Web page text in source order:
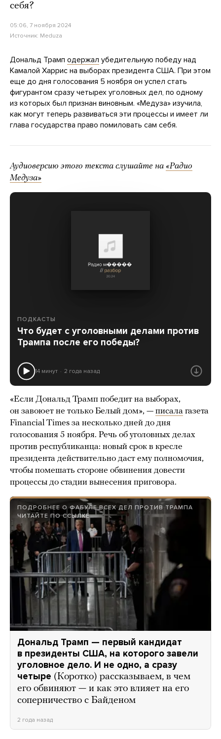
себя?
05:06, 7 ноября 2024
Источник: Meduza
Дональд Трамп одержал убедительную победу над
Камалой Харрис на выборах президента США. При этом
еще до дня голосования 5 ноября он успел стать
фигурантом сразу четырех уголовных дел, по одному
из которых был признан виновным. «Медуза» изучила,
как могут теперь развиваться эти процессы и имеет ли
глава государства право помиловать сам себя.
Аудиоверсию этого текста слушайте на «Радио
Медуза»
ПОДКАСТЫ
Что будет с уголовными делами против
Трампа после его победы?
14 минут 2 года назад
«Если Дональд Трамп победит на выборах,
он завоюет не только Белый дом», — писала газета
Financial Times за несколько дней до дня
голосования 5 ноября. Речь об уголовных делах
против республиканца: новый срок в кресле
президента действительно даст ему полномочия,
чтобы помешать стороне обвинения довести
процессы до стадии вынесения приговора.
ПОДРОБНЕЕ О ФАБУЛЕ ВСЕХ ДЕЛ ПРОТИВ ТРАМПА
ЧИТАЙТЕ ПО ССЫЛКЕ
Дональд Трамп — первый кандидат
в президенты США, на которого завели
уголовное дело. И не одно, а сразу
четыре (Коротко) рассказываем, в чем
его обвиняют — и как это влияет на его
соперничество с Байденом
2 года назад